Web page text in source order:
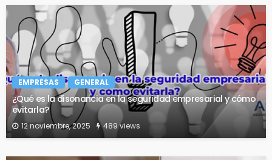
EMPRESAS GENERAL
¿Qué es la disonancia en la seguridad empresarial y cómo
evitarla?
12 noviembre, 2025 489 views